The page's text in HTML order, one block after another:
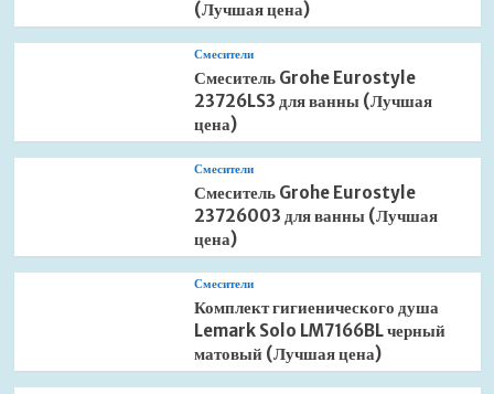
(Лучшая цена)
Смесители
Смеситель Grohe Eurostyle
23726LS3 для ванны (Лучшая
цена)
Смесители
Смеситель Grohe Eurostyle
23726003 для ванны (Лучшая
цена)
Смесители
Комплект гигиенического душа
Lemark Solo LM7166BL черный
матовый (Лучшая цена)